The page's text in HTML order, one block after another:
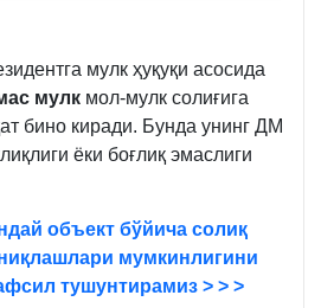
мулк ҳуқуқи асосида
мулк мол-мулк солиғига
бино киради. Бунда унинг ДМ
ёки боғлиқ эмаслиги
объект бўйича солиқ
мумкинлигини
тушунтирамиз > > >